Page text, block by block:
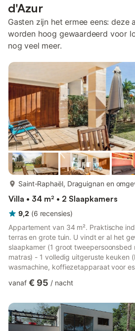
d'Azur
Gasten zijn het ermee eens: deze
worden hoog gewaardeerd voor
nog veel meer.
Saint-Raphaël, Draguignan en
Villa • 34 m² • 2 Slaapkamers
9,2 (6 recensies)
Appartement van 34 m². Praktische
terras en grote tuin. U vindt er al het
slaapkamer (1 groot
matras) - 1 volledig uitgeruste keuken
wasmachine, koffiezetapparaat voor
een Netflix-abonnement - 1 badkamer
aanwezig om buiten in de schaduw te
ligstoelen stellen u in staat om te
lezen. ...
vanaf € 95 / nacht